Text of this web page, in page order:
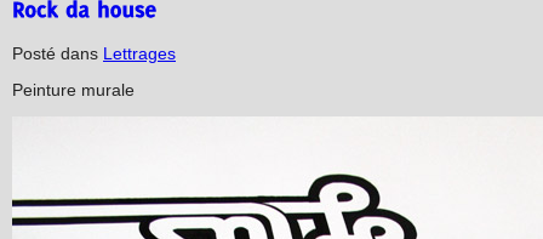
Posté dans Lettrages
Peinture murale